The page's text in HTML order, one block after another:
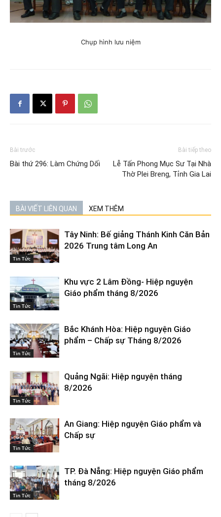
Chụp hình lưu niệm
Bài trước
Bài thứ 296: Làm Chứng Dối
Bài tiếp theo
Lễ Tấn Phong Mục Sư Tại Nhà
Thờ Plei Breng, Tỉnh Gia Lai
BÀI VIẾT LIÊN QUAN XEM THÊM
Tin Tức
Tây Ninh: Bế giảng Thánh Kinh Căn Bản
2026 Trung tâm Long An
Tin Tức
Khu vực 2 Lâm Đồng- Hiệp nguyện
Giáo phẩm tháng 8/2026
Tin Tức
Bắc Khánh Hòa: Hiệp nguyện Giáo
phẩm – Chấp sự Tháng 8/2026
Tin Tức
Quảng Ngãi: Hiệp nguyện tháng
8/2026
Tin Tức
An Giang: Hiệp nguyện Giáo phẩm và
Chấp sự
Tin Tức
TP. Đà Nẵng: Hiệp nguyện Giáo phẩm
tháng 8/2026